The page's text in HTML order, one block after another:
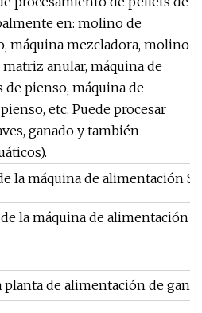
en: molino de
máquina mezcladora, molino
anular, máquina de
pienso, máquina de
etc. Puede procesar
ganado y también
la máquina de alimentación
la máquina de alimentación
de alimentación de